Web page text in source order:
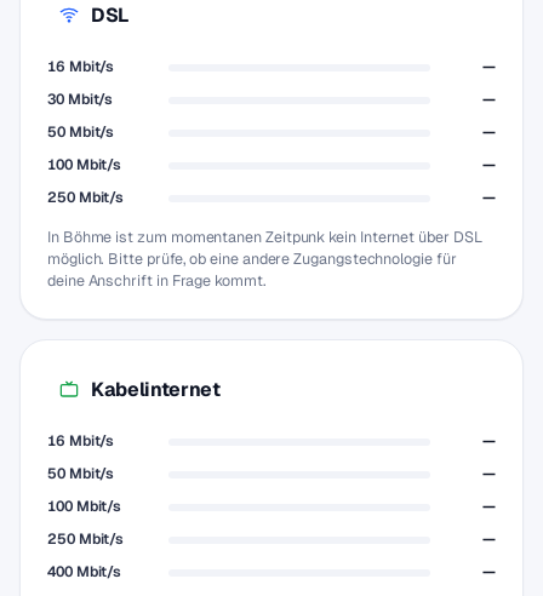
DSL
16 Mbit/s
—
30 Mbit/s
—
50 Mbit/s
—
100 Mbit/s
—
250 Mbit/s
—
In Böhme ist zum momentanen Zeitpunk kein Internet über DSL
möglich. Bitte prüfe, ob eine andere Zugangstechnologie für
deine Anschrift in Frage kommt.
Kabelinternet
16 Mbit/s
—
50 Mbit/s
—
100 Mbit/s
—
250 Mbit/s
—
400 Mbit/s
—